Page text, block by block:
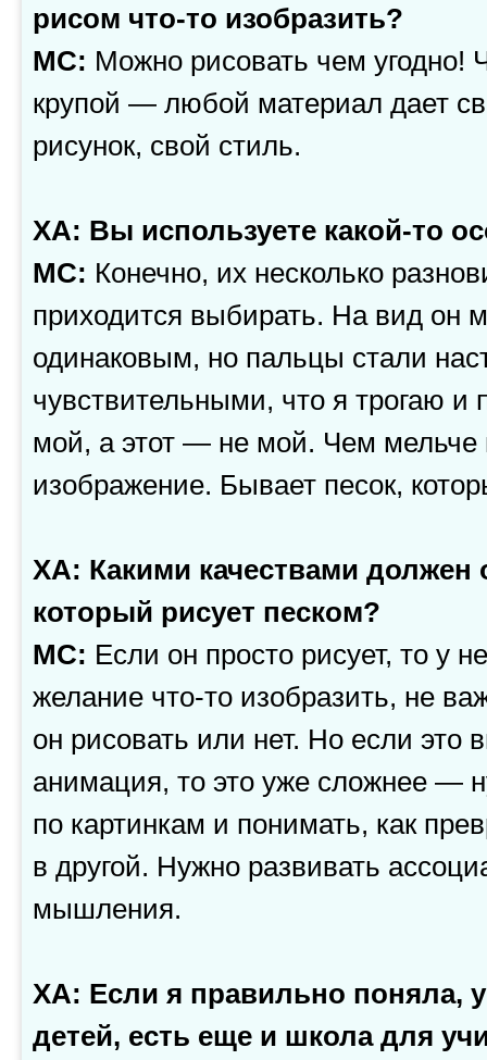
рисом что-то изобразить?
МС: Можно рисовать чем угодно!
крупой — любой материал дает
рисунок, свой стиль.
ХА: Вы используете какой-то
МС: Конечно, их несколько
приходится выбирать. На вид он
одинаковым, но пальцы стали
чувствительными, что я трогаю и
мой, а этот — не мой. Чем мельче
изображение. Бывает песок,
ХА: Какими качествами должен
который рисует песком?
МС: Если он просто рисует, то у
желание что-то изобразить, не
он рисовать или нет. Но если это
анимация, то это уже сложнее —
по картинкам и понимать, как
в другой. Нужно развивать
мышления.
ХА: Если я правильно поняла,
детей, есть еще и школа для